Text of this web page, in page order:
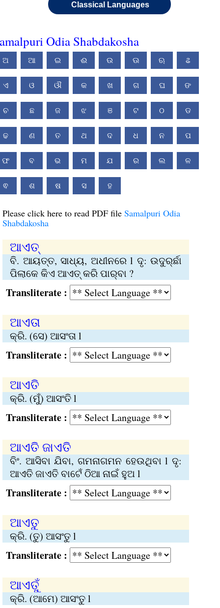
Classical Languages
Odia Shabdakosha
ଅ ଆ ଇ ଈ ଉ ଊ ଋ ଌ
ଏ ଓ ଔ କ ଖ ଗ ଘ ଙ
ଚ ଛ ଜ ଝ ଞ ଟ ଠ ଡ
ଢ ଣ ତ ଥ ଦ ଧ ନ ପ
ଫ ବ ଭ ମ ଯ ର ଲ ଳ
ଵ ଶ ଷ ସ ହ
Please click here to read PDF file Samalpuri Odia
Shabdakosha
ଆଏତ୍‍
ବି. ଆୟତ୍ତ, ସାଧ୍ୟ, ଅଧୀନରେ l ଦୃ: ଉଦୁର୍‌ର୍ଛା
ପିଲାକେ କିଏ ଆଏତ୍‌ କରି ପାର୍‌ବା ?
:
ଆଏତା
କ୍ରି. (ସେ) ଆସଂତା l
:
ଆଏତି
କ୍ରି. (ମୁଁ) ଆସଂତି l
:
ଆଏତି ଜାଏତି
ବିଂ. ଆସିବା ଯିବା, ଗମନାଗମନ ହେଉଥିବା l ଦୃ:
ଆଏତି ଜାଏତି ବାଟେଁ ଠିଆ ନାଇଁ ହୁଅ l
:
ଆଏତୁ
କ୍ରି. (ତୁ) ଆସଂତୁ l
:
ଆଏତୁଁ
କ୍ରି. (ଆମେ) ଆସଂତୁ l